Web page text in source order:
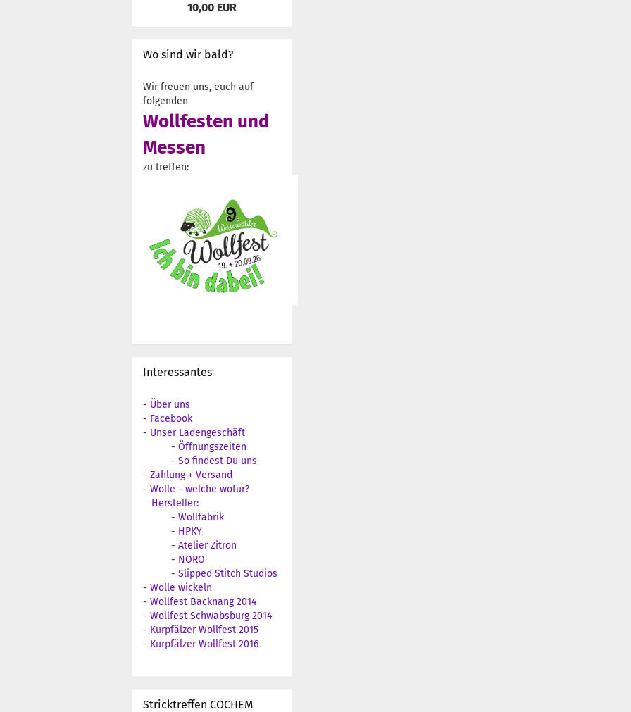
10,00 EUR
Wo sind wir bald?
Wir freuen uns, euch auf
folgenden
Wollfesten und
Messen
zu treffen:
Interessantes
- Über uns
- Facebook
- Unser Ladengeschäft
- Öffnungszeiten
- So findest Du uns
- Zahlung + Versand
- Wolle - welche wofür?
Hersteller:
- Wollfabrik
- HPKY
- Atelier Zitron
- NORO
- Slipped Stitch Studios
- Wolle wickeln
- Wollfest Backnang 2014
- Wollfest Schwabsburg 2014
- Kurpfälzer Wollfest 2015
- Kurpfälzer Wollfest 2016
Stricktreffen COCHEM